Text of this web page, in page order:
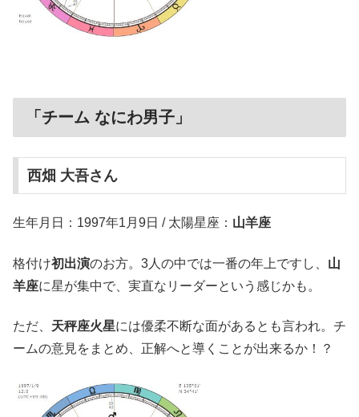
「チーム なにわ男子」
西畑 大吾さん
生年月日：1997年1月9日 / 太陽星座： 山羊座
格付け初出演のお方。3人の中では一番の年上ですし、 山
羊座に星が集中で、実直なリーダーという感じかも。
ただ、 天秤座火星には優柔不断な面があるとも言われ。チ
ームの意見をまとめ、正解へと導くことが出来るか！？